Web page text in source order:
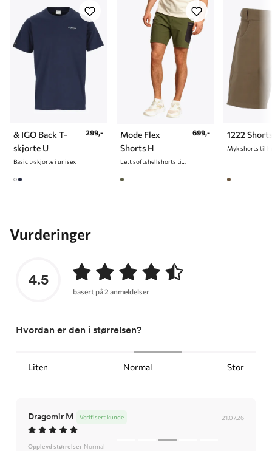
& IGO Back T-
skjorte U
Basic t-skjorte i unisex
299,-
Mode Flex
Shorts H
Lett softshellshorts til herre
699,- 1222
Myk shorts til
Vurderinger
4.5
basert på 2 anmeldelser
Hvordan er den i størrelsen?
Liten Normal Stor
Dragomir M 21.07.26
Verifisert kunde
Opplevd størrelse: Normal